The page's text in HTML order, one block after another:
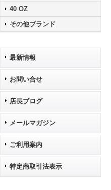
40 OZ
その他ブランド
最新情報
お問い合せ
店長ブログ
メールマガジン
ご利用案内
特定商取引法表示